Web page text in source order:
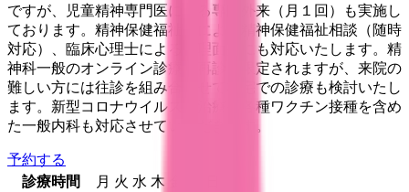
ですが、児童精神専門医による専門外来（月１回）も実施し
ております。精神保健福祉士による精神保健福祉相談（随時
対応）、臨床心理士による心理面接にも対応いたします。精
神科一般のオンライン診療は再診に限定されますが、来院の
難しい方には往診を組み合わせて在宅での診療も検討いたし
ます。新型コロナウイルスの治療や各種ワクチン接種を含め
た一般内科も対応させていただきます。
予約する
診療時間
月 火 水 木